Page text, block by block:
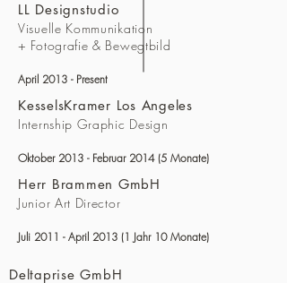
LL Designstudio
Visuelle Kommunikation
+ Fotografie & Bewegtbild
April 2013 - Present
KesselsKramer Los Angeles
Internship Graphic Design ​
Oktober 2013 - Februar 2014 (5 Monate)
Herr Brammen GmbH
Junior Art Director ​
Juli 2011 - April 2013 (1 Jahr 10 Monate)
Deltaprise GmbH